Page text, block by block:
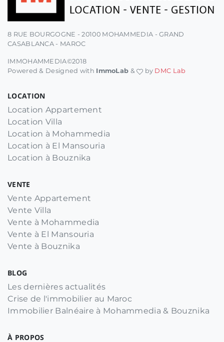
8 RUE BOURGOGNE - 20100 MOHAMMEDIA - GRAND
CASABLANCA - MAROC
IMMOHAMMEDIA©2018
Powered & Designed with ImmoLab & by DMC Lab
LOCATION
Location Appartement
Location Villa
Location à Mohammedia
Location à El Mansouria
Location à Bouznika
VENTE
Vente Appartement
Vente Villa
Vente à Mohammedia
Vente à El Mansouria
Vente à Bouznika
BLOG
Les dernières actualités
Crise de l'immobilier au Maroc
Immobilier Balnéaire à Mohammedia & Bouznika
À PROPOS